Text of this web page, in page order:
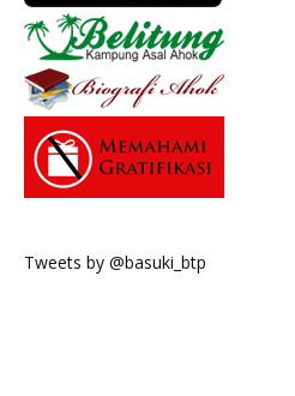
Tweets by @basuki_btp